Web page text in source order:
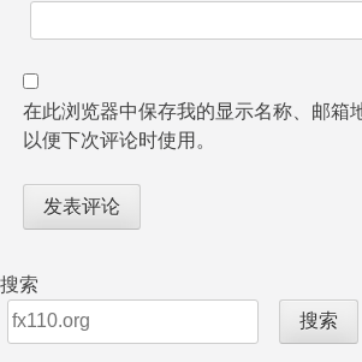
在此浏览器中保存我的显示名称、邮箱
以便下次评论时使用。
搜索
搜索